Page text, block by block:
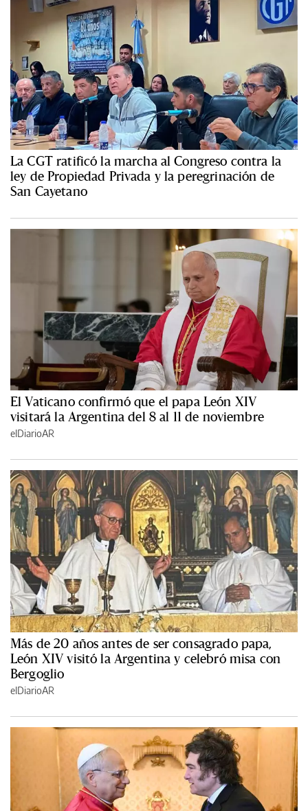
La CGT ratificó la marcha al Congreso contra la
ley de Propiedad Privada y la peregrinación de
San Cayetano
El Vaticano confirmó que el papa León XIV
visitará la Argentina del 8 al 11 de noviembre
elDiarioAR
Más de 20 años antes de ser consagrado papa,
León XIV visitó la Argentina y celebró misa con
Bergoglio
elDiarioAR